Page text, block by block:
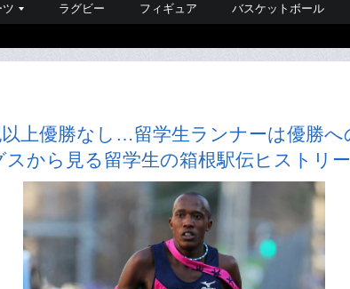
ラグビー フィギュア バスケットボール
上優勝なし…留学生ランナーは優勝
から見る留学生の箱根駅伝ヒストリー